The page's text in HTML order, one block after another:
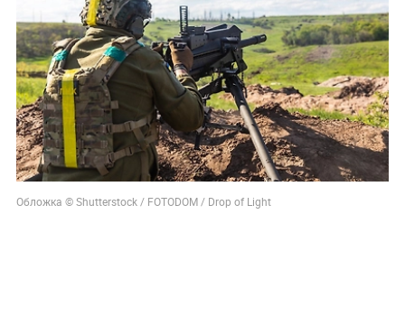
Обложка © Shutterstock / FOTODOM / Drop of Light